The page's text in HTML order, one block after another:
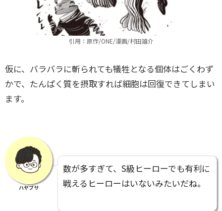
引用：原作/ONE/漫画/村田雄介
仮に、バラバラに斬られても犠牲となる個体はごくわず
かで、たんぱく質を摂取すれば細胞は回復できてしまい
ます。
ハヤブサ
数が多すぎて、S級ヒーローでも有利に
戦えるヒーローはいないみたいだね。